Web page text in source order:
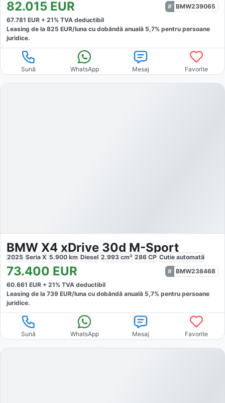
82.015 EUR
BMW239065
67.781 EUR + 21% TVA deductibil
Leasing de la 825 EUR/luna cu dobăndă anuală 5,7% pentru persoane
juridice.
Sună WhatsApp Mesaj Favorite
BMW X4 xDrive 30d M-Sport
2025 Seria X 5.900 km Diesel 2.993 cm³ 286 CP Cutie automată
73.400 EUR
BMW238468
60.661 EUR + 21% TVA deductibil
Leasing de la 739 EUR/luna cu dobăndă anuală 5,7% pentru persoane
juridice.
Sună WhatsApp Mesaj Favorite